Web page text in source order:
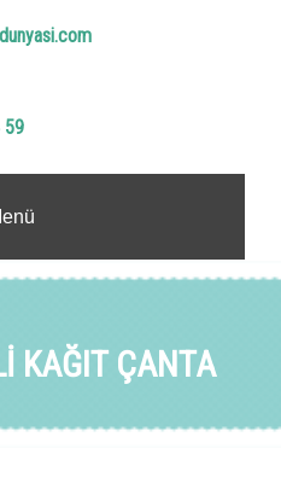
59
KAĞIT ÇANTA